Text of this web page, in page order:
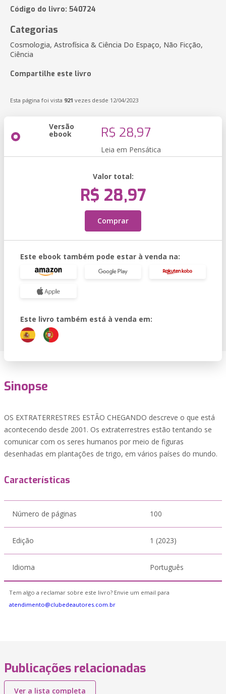
Código do livro: 540724
Categorias
Cosmologia, Astrofísica & Ciência Do Espaço, Não Ficção,
Ciência
Compartilhe este livro
Esta página foi vista 921 vezes desde 12/04/2023
Versão
ebook R$ 28,97
Leia em Pensática
Valor total:
R$ 28,97
Comprar
Este ebook também pode estar à venda na:
Este livro também está à venda em:
Sinopse
OS EXTRATERRESTRES ESTÃO CHEGANDO descreve o que está
acontecendo desde 2001. Os extraterrestres estão tentando se
comunicar com os seres humanos por meio de figuras
desenhadas em plantações de trigo, em vários países do mundo.
Características
Número de páginas 100
Edição 1 (2023)
Idioma Português
Tem algo a reclamar sobre este livro? Envie um email para
atendimento@clubedeautores.com.br
Publicações relacionadas
Ver a lista completa